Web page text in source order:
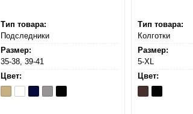
Тип товара:
Подследники
Размер:
35-38, 39-41
Цвет:
BeigeBianco
Blu GrigioNero
Тип товара:
Колготки
Размер:
5-XL
Цвет:
MoroNero